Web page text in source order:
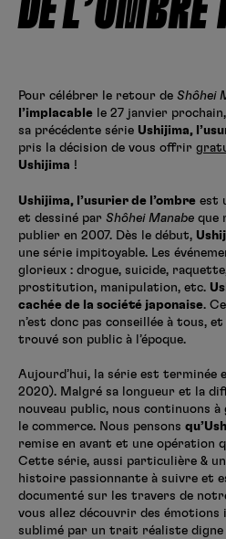
DE
Pour célébrer le retour de Shôhei
l’implacable le 27 janvier
sa précédente série Ushijima,
pris la décision de vous offrir
Ushijima !
Ushijima, l’usurier de l’ombre est
et dessiné par Shôhei Manabe que
publier en 2007. Dès le début,
une série impitoyable. Les
glorieux : drogue, suicide,
prostitution, manipulation, etc.
cachée de la société japonaise.
n’est donc pas conseillée à tous,
trouvé son public à l’époque.
Aujourd’hui, la série est terminée
2020). Malgré sa longueur et la
nouveau public, nous continuons
le commerce. Nous pensons
remise en avant et une opération
Cette série, aussi particulière &
histoire passionnante à suivre et
documenté sur les travers de
vous allez découvrir des
sublimé par un trait réaliste digne
Hunter x Hunter
Black Butler